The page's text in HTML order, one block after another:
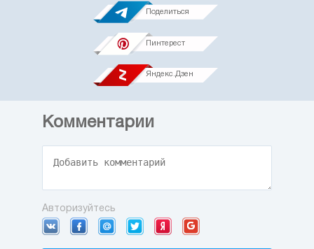
Поделиться
Пинтерест
Яндекс.Дзен
Комментарии
Авторизуйтесь